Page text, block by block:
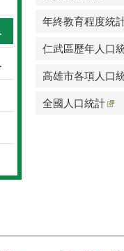
年終教育程度統
仁武區歷年人口
高雄市各項人口
全國人口統計